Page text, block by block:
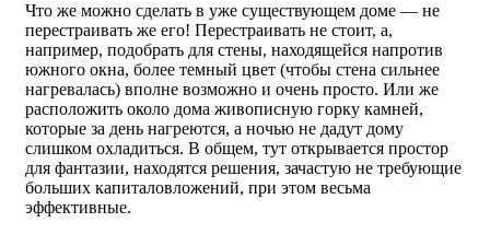
Что же можно сделать в уже существующем доме — не
перестраивать же его! Перестраивать не стоит, а,
например, подобрать для стены, находящейся напротив
южного окна, более темный цвет (чтобы стена сильнее
нагревалась) вполне возможно и очень просто. Или же
расположить около дома живописную горку камней,
которые за день нагреются, а ночью не дадут дому
слишком охладиться. В общем, тут открывается простор
для фантазии, находятся решения, зачастую не требующие
больших капиталовложений, при этом весьма
эффективные.